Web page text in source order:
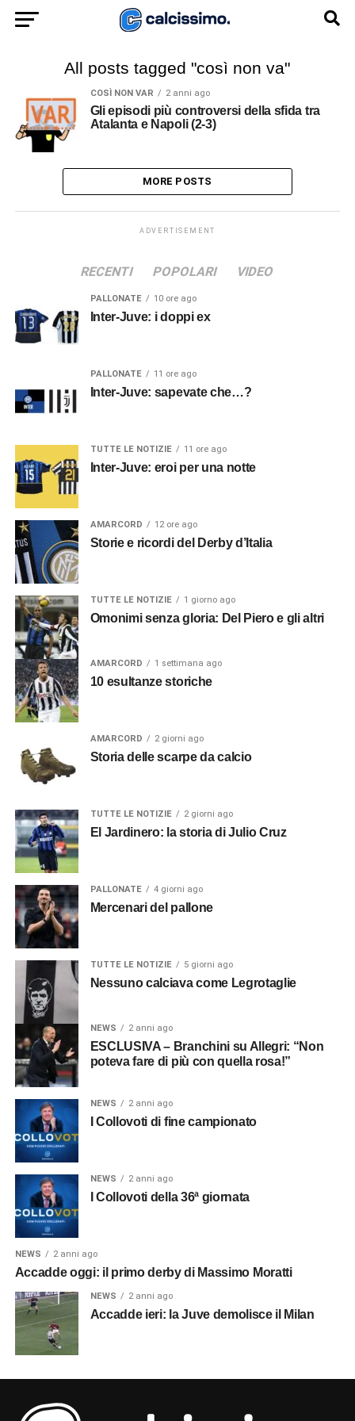
All posts tagged "così non va"
COSÌ NON VAR 2 anni ago
Gli episodi più controversi della sfida tra
Atalanta e Napoli (2-3)
MORE POSTS
ADVERTISEMENT
RECENTI POPOLARI VIDEO
PALLONATE 10 ore ago
Inter-Juve: i doppi ex
PALLONATE 11 ore ago
Inter-Juve: sapevate che…?
TUTTE LE NOTIZIE 11 ore ago
Inter-Juve: eroi per una notte
AMARCORD 12 ore ago
Storie e ricordi del Derby d’Italia
TUTTE LE NOTIZIE 1 giorno ago
Omonimi senza gloria: Del Piero e gli altri
AMARCORD 1 settimana ago
10 esultanze storiche
AMARCORD 2 giorni ago
Storia delle scarpe da calcio
TUTTE LE NOTIZIE 2 giorni ago
El Jardinero: la storia di Julio Cruz
PALLONATE 4 giorni ago
Mercenari del pallone
TUTTE LE NOTIZIE 5 giorni ago
Nessuno calciava come Legrotaglie
NEWS 2 anni ago
ESCLUSIVA – Branchini su Allegri: “Non
poteva fare di più con quella rosa!”
NEWS 2 anni ago
I Collovoti di fine campionato
NEWS 2 anni ago
I Collovoti della 36ª giornata
NEWS 2 anni ago
Accadde oggi: il primo derby di Massimo Moratti
NEWS 2 anni ago
Accadde ieri: la Juve demolisce il Milan